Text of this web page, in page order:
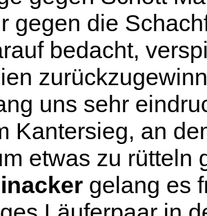
gegen die
bedacht,
uns sehr
Kantersieg, an
etwas zu rütteln
gelang es